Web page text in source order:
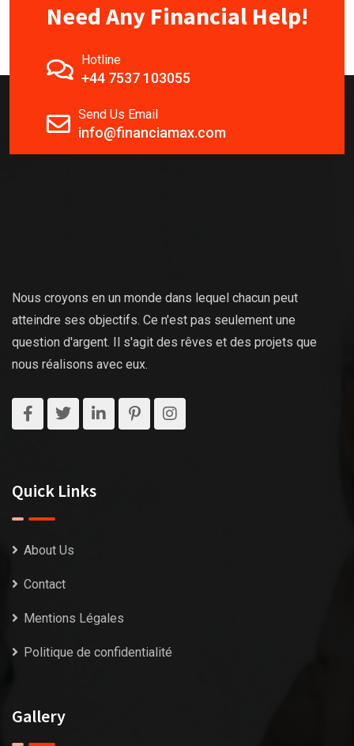
Need Any Financial Help!
Hotline
+44 7537 103055
Send Us Email
info@financiamax.com
Nous croyons en un monde dans lequel chacun peut
atteindre ses objectifs. Ce n'est pas seulement une
question d'argent. Il s'agit des rêves et des projets que
nous réalisons avec eux.
Quick Links
About Us
Contact
Mentions Légales
Politique de confidentialité
Gallery